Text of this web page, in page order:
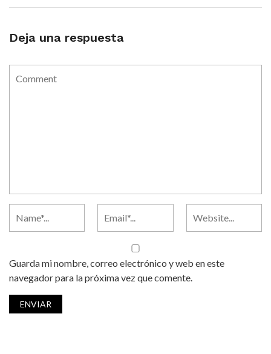
Deja una respuesta
Guarda mi nombre, correo electrónico y web en este
navegador para la próxima vez que comente.